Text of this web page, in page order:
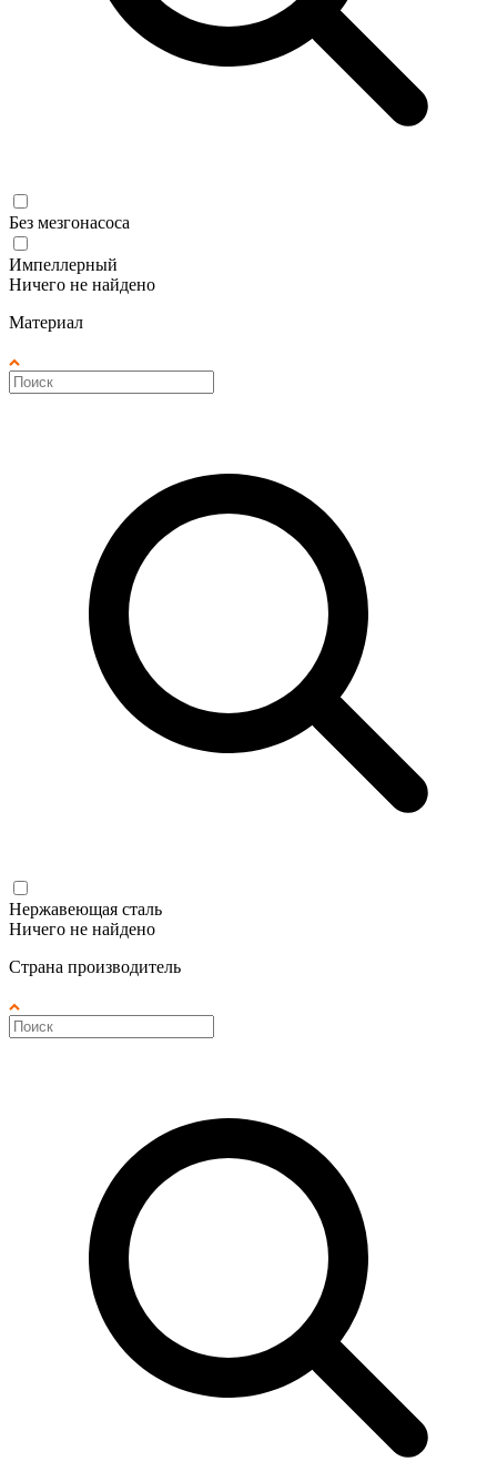
Без мезгонасоса
Импеллерный
Ничего не найдено
Материал
Нержавеющая сталь
Ничего не найдено
Страна производитель